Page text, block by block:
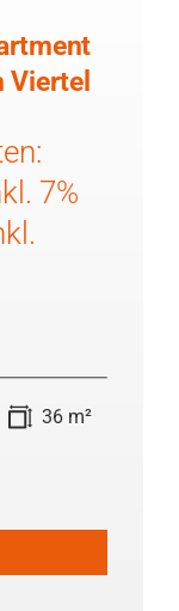
Viertel
7%
36 m²